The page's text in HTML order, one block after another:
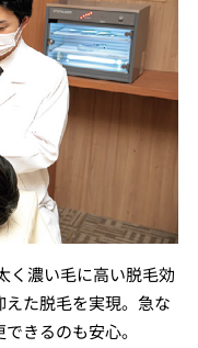
く濃い毛に高い脱毛効
た脱毛を実現。急な
きるのも安心。